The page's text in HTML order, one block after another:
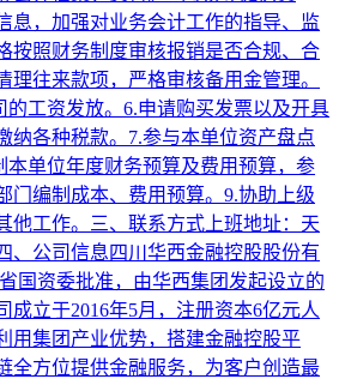
息，加强对业务会计工作的指导、监
按照财务制度审核报销是否合规、合
理往来款项，严格审核备用金管理。
的工资发放。6.申请购买发票以及开具
纳各种税款。7.参与本单位资产盘点
本单位年度财务预算及费用预算，参
门编制成本、费用预算。9.协助上级
他工作。三、联系方式上班地址：天
、公司信息四川华西金融控股股份有
国资委批准，由华西集团发起设立的
成立于2016年5月，注册资本6亿元人
用集团产业优势，搭建金融控股平
全方位提供金融服务，为客户创造最